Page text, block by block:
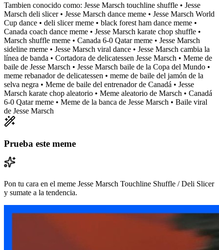
Tambien conocido como: Jesse Marsch touchline shuffle • Jesse
Marsch deli slicer • Jesse Marsch dance meme • Jesse Marsch World
Cup dance • deli slicer meme • black forest ham dance meme •
Canada coach dance meme • Jesse Marsch karate chop shuffle •
Marsch shuffle meme • Canada 6-0 Qatar meme • Jesse Marsch
sideline meme • Jesse Marsch viral dance • Jesse Marsch cambia la
línea de banda • Cortadora de delicatessen Jesse Marsch • Meme de
baile de Jesse Marsch • Jesse Marsch baile de la Copa del Mundo •
meme rebanador de delicatessen • meme de baile del jamón de la
selva negra • Meme de baile del entrenador de Canadá • Jesse
Marsch karate chop aleatorio • Meme aleatorio de Marsch • Canadá
6-0 Qatar meme • Meme de la banca de Jesse Marsch • Baile viral
de Jesse Marsch
Prueba este meme
Pon tu cara en el meme Jesse Marsch Touchline Shuffle / Deli Slicer
y sumate a la tendencia.